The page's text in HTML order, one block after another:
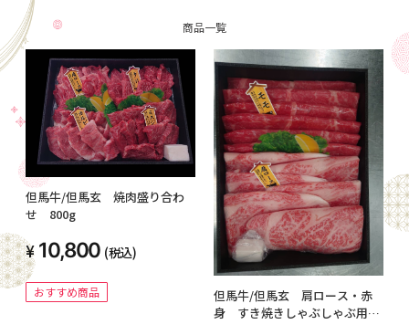
商品一覧
但馬牛/但馬玄 焼肉盛り合わ
せ 800g
10,800 (税込)
おすすめ商品
但馬牛/但馬玄 肩ロース・赤
身 すき焼きしゃぶしゃぶ用